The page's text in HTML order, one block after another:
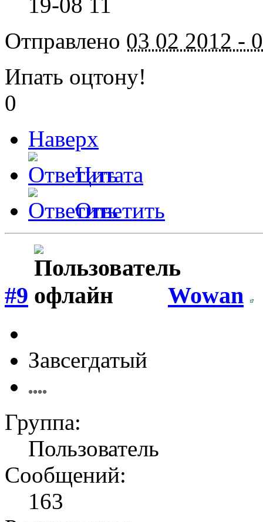
Отправлено 03 02 2012 -
Ипать оцтону!
0
Наверх
Цитата
Ответить
#9 Wowan
Завсегдатый
Группа:
Пользователь
Сообщений:
163